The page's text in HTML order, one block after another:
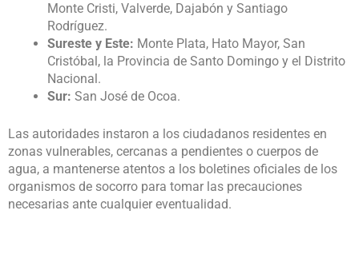
Monte Cristi, Valverde, Dajabón y Santiago
Rodríguez.
Sureste y Este: Monte Plata, Hato Mayor, San
Cristóbal, la Provincia de Santo Domingo y el Distrito
Nacional.
Sur: San José de Ocoa.
Las autoridades instaron a los ciudadanos residentes en
zonas vulnerables, cercanas a pendientes o cuerpos de
agua, a mantenerse atentos a los boletines oficiales de los
organismos de socorro para tomar las precauciones
necesarias ante cualquier eventualidad.